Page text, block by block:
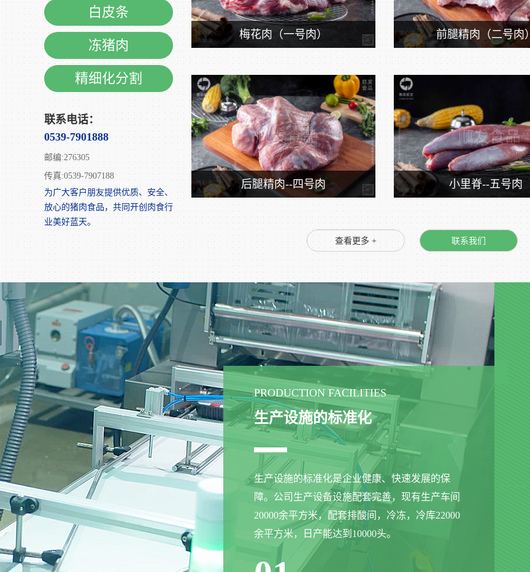
白皮条
冻猪肉
精细化分割
联系电话：
0539-7901888
邮编:276305
传真:0539-7907188
为广大客户朋友提供优质、安全、
放心的猪肉食品，共同开创肉食行
业美好蓝天。
梅花肉（一号肉） 前腿精肉（二号肉）
后腿精肉--四号肉 小里脊--五号肉
查看更多 + 联系我们
PRODUCTION FACILITIES
生产设施的标准化
生产设施的标准化是企业健康、快速发展的保
障。公司生产设备设施配套完善，现有生产车间
20000余平方米，配套排酸间，冷冻，冷库22000
余平方米，日产能达到10000头。